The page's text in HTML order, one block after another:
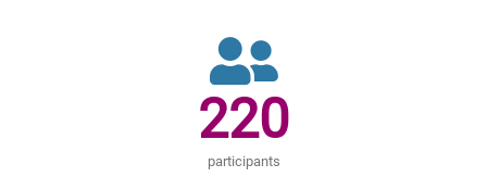
220
participants